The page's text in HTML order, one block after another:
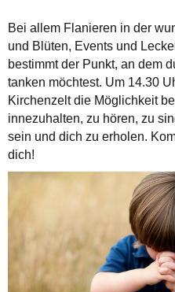
Bei allem Flanieren in der
und Blüten, Events und
bestimmt der Punkt, an dem
tanken möchtest. Um 14.30
Kirchenzelt die Möglichkeit
innezuhalten, zu hören, zu
sein und dich zu erholen.
dich!